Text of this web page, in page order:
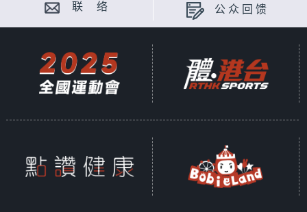
联 络 公众回馈